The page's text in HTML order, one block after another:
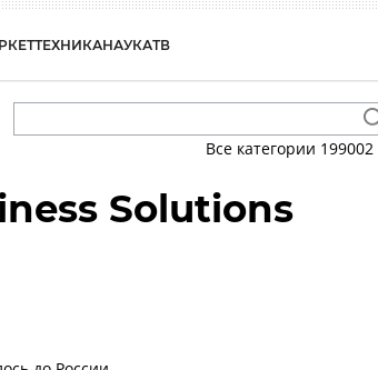
ТЕХНИКАНАУКАТВ
Все категории 199002
Solutions